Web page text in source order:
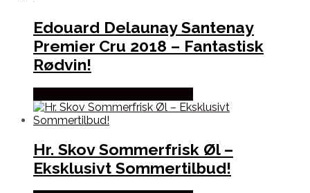
Edouard Delaunay Santenay
Premier Cru 2018 – Fantastisk
Rødvin!
Hr. Skov Sommerfrisk Øl –
Eksklusivt Sommertilbud!